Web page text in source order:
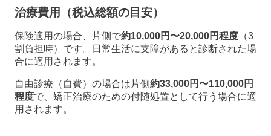
治療費用（税込総額の目安）
保険適用の場合、片側で約10,000円〜20,000円程度 （3
割負担時）です。日常生活に支障があると診断された場
合に適用されます。
自由診療（自費）の場合は片側約33,000円〜110,000円
程度で、矯正治療のための付随処置として行う場合に適
用されます。